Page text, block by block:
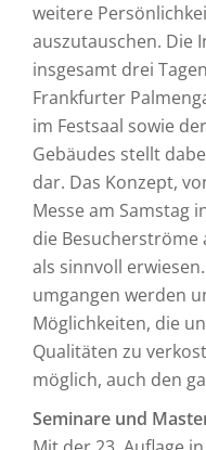
weitere
auszutauschen. Die
insgesamt drei
Frankfurter
im Festsaal sowie
Gebäudes stellt
dar. Das Konzept,
Messe am Samstag
die Besucherströme
als sinnvoll
umgangen werden
Möglichkeiten, die
Qualitäten zu
möglich, auch den
Seminare und